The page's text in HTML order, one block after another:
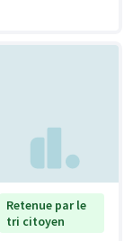
Retenue par le
tri citoyen